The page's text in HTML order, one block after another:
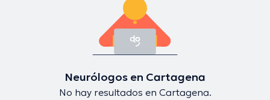
Neurólogos en Cartagena
No hay resultados en Cartagena.